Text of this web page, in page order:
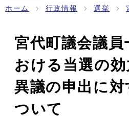
ホーム 行政情報 選挙
宮代町議会議員
おける当選の
異議の申出に
ついて